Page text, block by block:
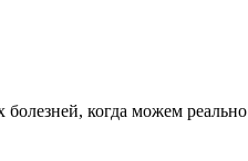
болезней, когда можем реально